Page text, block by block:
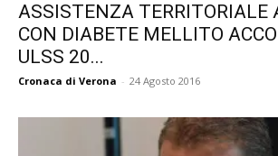
ASSISTENZA TERRITORIALE
CON DIABETE MELLITO
ULSS 20...
Cronaca di Verona - 24 Agosto 2016